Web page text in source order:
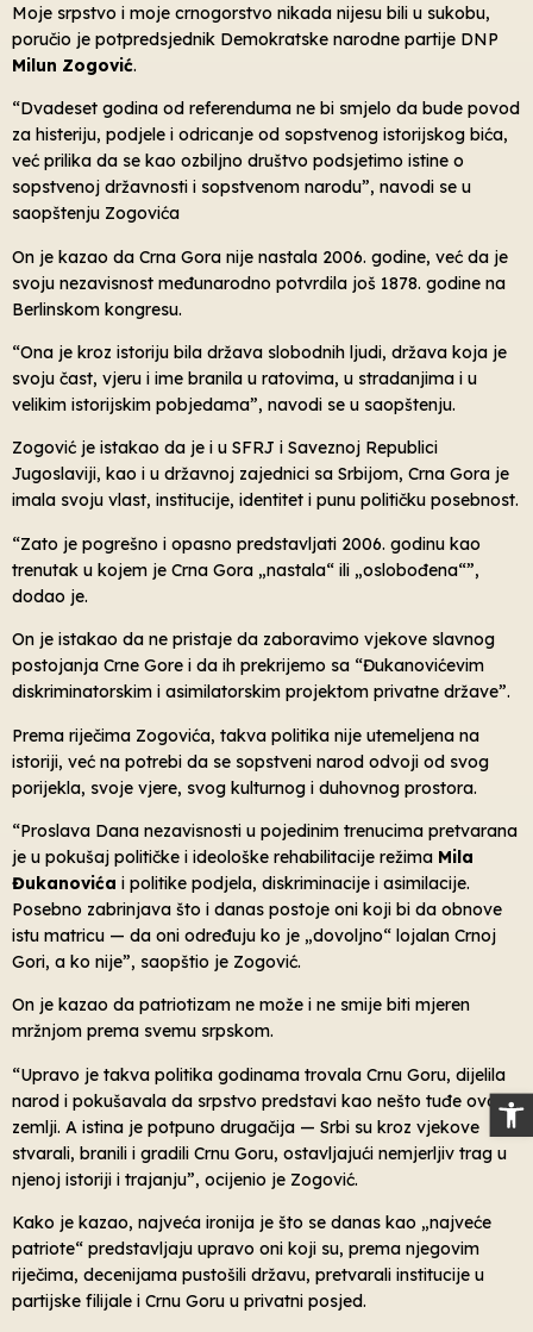
Moje srpstvo i moje crnogorstvo nikada nijesu bili u sukobu,
poručio je potpredsjednik Demokratske narodne partije DNP
Milun Zogović.
“Dvadeset godina od referenduma ne bi smjelo da bude povod
za histeriju, podjele i odricanje od sopstvenog istorijskog bića,
već prilika da se kao ozbiljno društvo podsjetimo istine o
sopstvenoj državnosti i sopstvenom narodu”, navodi se u
saopštenju Zogovića
On je kazao da Crna Gora nije nastala 2006. godine, već da je
svoju nezavisnost međunarodno potvrdila još 1878. godine na
Berlinskom kongresu.
“Ona je kroz istoriju bila država slobodnih ljudi, država koja je
svoju čast, vjeru i ime branila u ratovima, u stradanjima i u
velikim istorijskim pobjedama”, navodi se u saopštenju.
Zogović je istakao da je i u SFRJ i Saveznoj Republici
Jugoslaviji, kao i u državnoj zajednici sa Srbijom, Crna Gora je
imala svoju vlast, institucije, identitet i punu političku posebnost.
“Zato je pogrešno i opasno predstavljati 2006. godinu kao
trenutak u kojem je Crna Gora „nastala“ ili „oslobođena“”,
dodao je.
On je istakao da ne pristaje da zaboravimo vjekove slavnog
postojanja Crne Gore i da ih prekrijemo sa “Đukanovićevim
diskriminatorskim i asimilatorskim projektom privatne države”.
Prema riječima Zogovića, takva politika nije utemeljena na
istoriji, već na potrebi da se sopstveni narod odvoji od svog
porijekla, svoje vjere, svog kulturnog i duhovnog prostora.
“Proslava Dana nezavisnosti u pojedinim trenucima pretvarana
je u pokušaj političke i ideološke rehabilitacije režima Mila
Đukanovića i politike podjela, diskriminacije i asimilacije.
Posebno zabrinjava što i danas postoje oni koji bi da obnove
istu matricu — da oni određuju ko je „dovoljno“ lojalan Crnoj
Gori, a ko nije”, saopštio je Zogović.
On je kazao da patriotizam ne može i ne smije biti mjeren
mržnjom prema svemu srpskom.
“Upravo je takva politika godinama trovala Crnu Goru, dijelila
narod i pokušavala da srpstvo predstavi kao nešto tuđe ovoj
zemlji. A istina je potpuno drugačija — Srbi su kroz vjekove
stvarali, branili i gradili Crnu Goru, ostavljajući nemjerljiv trag u
njenoj istoriji i trajanju”, ocijenio je Zogović.
Kako je kazao, najveća ironija je što se danas kao „najveće
patriote“ predstavljaju upravo oni koji su, prema njegovim
riječima, decenijama pustošili državu, pretvarali institucije u
partijske filijale i Crnu Goru u privatni posjed.